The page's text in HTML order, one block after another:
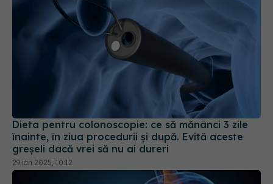
Dieta pentru colonoscopie: ce să mănânci 3 zile
înainte, în ziua procedurii și după. Evită aceste
greșeli dacă vrei să nu ai dureri
29 ian 2025, 10:12